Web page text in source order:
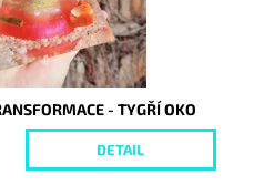
- TYGŘÍ OKO
DETAIL